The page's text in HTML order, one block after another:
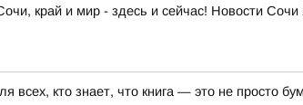
край и мир - здесь и сейчас! Новости
всех, кто знает, что книга — это не просто